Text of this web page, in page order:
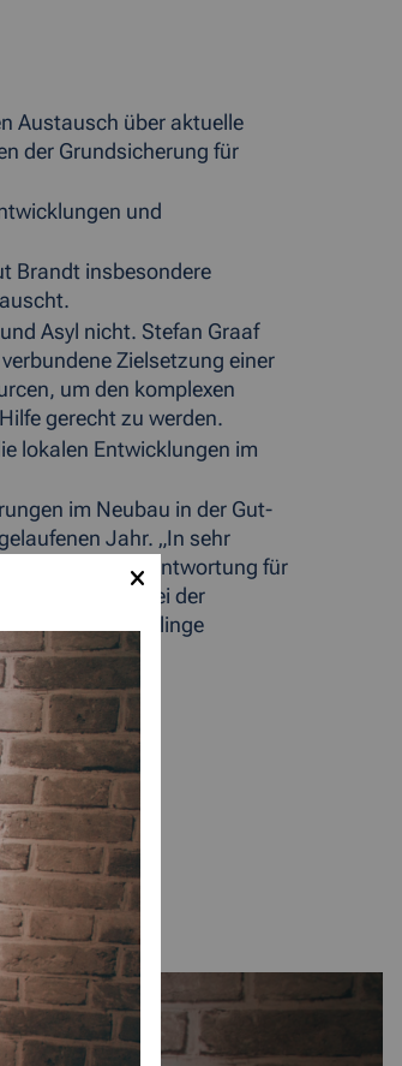
Austausch über aktuelle
der Grundsicherung für
und
Brandt insbesondere
Asyl nicht. Stefan Graaf
Zielsetzung einer
um den komplexen
gerecht zu werden.
lokalen Entwicklungen im
im Neubau in der Gut-
Jahr. „In sehr
Verantwortung für
Brandt bei der
und Flüchtlinge